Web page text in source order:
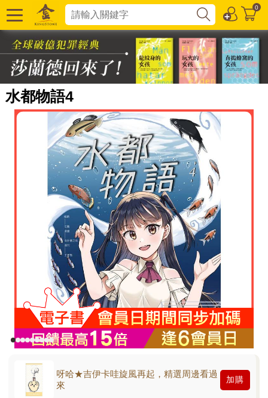
0
水都物語4
呀哈★吉伊卡哇旋風再起，精選周邊看過
來
加購